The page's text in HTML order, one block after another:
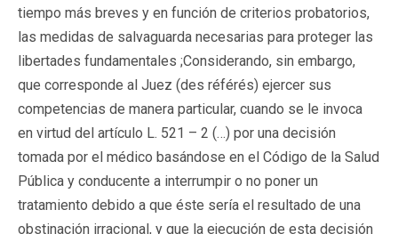
tiempo más breves y en función de criterios probatorios,
las medidas de salvaguarda necesarias para proteger las
libertades fundamentales ;Considerando, sin embargo,
que corresponde al Juez (des référés) ejercer sus
competencias de manera particular, cuando se le invoca
en virtud del artículo L. 521 – 2 (…) por una decisión
tomada por el médico basándose en el Código de la Salud
Pública y conducente a interrumpir o no poner un
tratamiento debido a que éste sería el resultado de una
obstinación irracional, y que la ejecución de esta decisión